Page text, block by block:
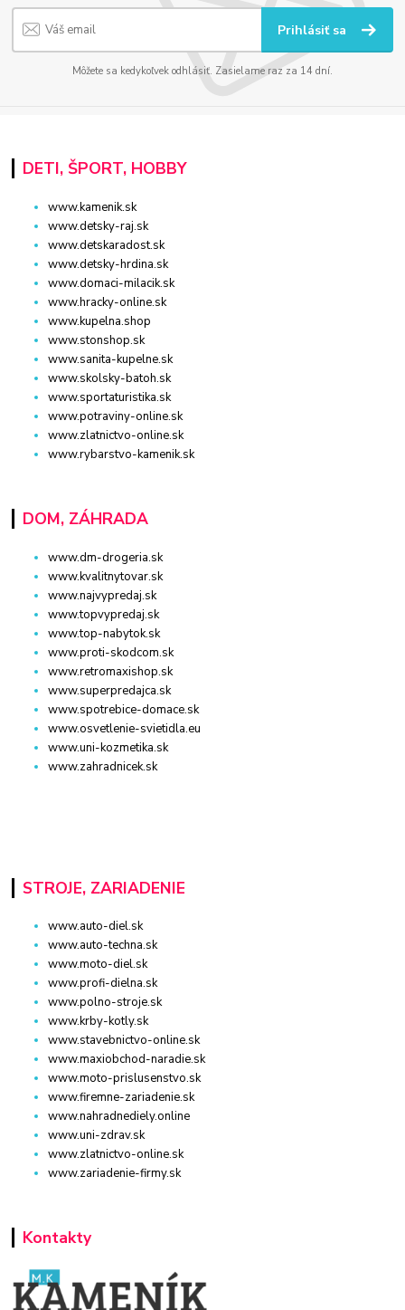
Prihlásiť sa
Môžete sa kedykoľvek odhlásiť. Zasielame raz za 14 dní.
DETI, ŠPORT, HOBBY
www.kamenik.sk
www.detsky-raj.sk
www.detskaradost.sk
www.detsky-hrdina.sk
www.domaci-milacik.sk
www.hracky-online.sk
www.kupelna.shop
www.stonshop.sk
www.sanita-kupelne.sk
www.skolsky-batoh.sk
www.sportaturistika.sk
www.potraviny-online.sk
www.zlatnictvo-online.sk
www.rybarstvo-kamenik.sk
DOM, ZÁHRADA
www.dm-drogeria.sk
www.kvalitnytovar.sk
www.najvypredaj.sk
www.topvypredaj.sk
www.top-nabytok.sk
www.proti-skodcom.sk
www.retromaxishop.sk
www.superpredajca.sk
www.spotrebice-domace.sk
www.osvetlenie-svietidla.eu
www.uni-kozmetika.sk
www.zahradnicek.sk
STROJE, ZARIADENIE
www.auto-diel.sk
www.auto-techna.sk
www.moto-diel.sk
www.profi-dielna.sk
www.polno-stroje.sk
www.krby-kotly.sk
www.stavebnictvo-online.sk
www.maxiobchod-naradie.sk
www.moto-prislusenstvo.sk
www.firemne-zariadenie.sk
www.nahradnediely.online
www.uni-zdrav.sk
www.zlatnictvo-online.sk
www.zariadenie-firmy.sk
Kontakty